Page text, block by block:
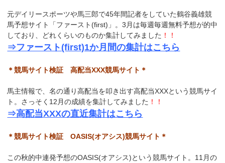
元デイリースポーツや馬三郎で45年間記者をしていた鶴谷義雄競
馬予想サイト「ファースト(first)」。3月は毎週毎週無料予想が的中
しており、どれくらいのものか集計してみました ！！
⇒ファースト(first)1か月間の集計はこちら
＊競馬サイト検証 高配当XXX競馬サイト＊
馬主情報で、名の通り高配当を叩き出す高配当XXXという競馬サイ
ト。さっそく12月の成績を集計してみました ！！
⇒高配当XXXの直近集計はこちら
＊競馬サイト検証 OASIS(オアシス)競馬サイト＊
この秋的中連発予想のOASIS(オアシス)という競馬サイト。11月の